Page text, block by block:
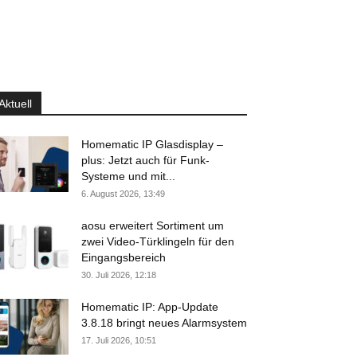
Homematic IP Glasdisplay –
plus: Jetzt auch für Funk-
Systeme und mit...
6. August 2026, 13:49
aosu erweitert Sortiment um
zwei Video-Türklingeln für den
Eingangsbereich
30. Juli 2026, 12:18
Homematic IP: App-Update
3.8.18 bringt neues Alarmsystem
17. Juli 2026, 10:51